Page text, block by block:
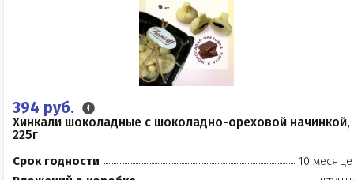
394 руб.
Хинкали шоколадные с шоколадно-ореховой начинкой,
225г
Срок годности
10